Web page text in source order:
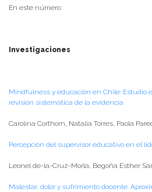
En este número:
Investigaciones
Mindfulness y educación en Chile: Estudio
revisión sistemática de la evidencia
Carolina Corthorn, Natalia Torres, Paola
Percepción del supervisor educativo en el
Leonel de-la-Cruz-Morla, Begoña Esther
Malestar, dolor y sufrimiento docente.